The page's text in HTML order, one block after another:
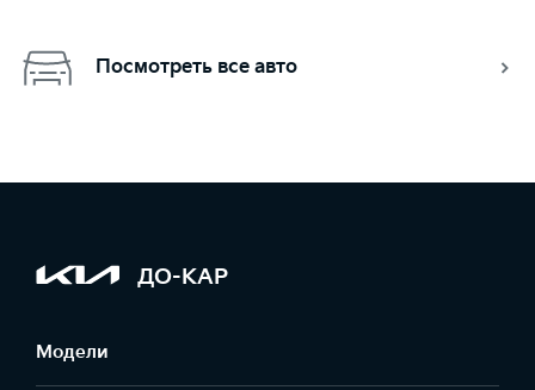
Посмотреть все авто
ДО-КАР
Модели